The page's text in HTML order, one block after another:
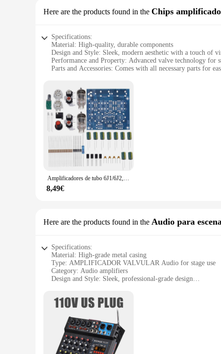
Here are the products found in the Chips
Specifications:
Material: High-quality, durable components
Design and Style: Sleek, modern aesthetic with a touch of
Performance and Property: Advanced valve technology for
Parts and Accessories: Comes with all necessary parts for
Features:
|Wholesale|Vendors|
**Unmatched Sound Quality**
The AMPLIFICADOR VALVULAR is a testament to the
valve technology ensures a warm, natural sound that is
audio enthusiast, this amplifier set is the perfect companion
**Versatile Connectivity and Compatibility**
The AMPLIFICADOR VALVULAR is not just about
compatible with a wide range of audio sources. Whether
design make it easy to transport, making it a great choice for
while its sleek design adds a touch of elegance to any
needs.
Amplificadores de tubo 6J1/6J2, Amplificador de placa de Audio, preamplificador mezclador de Audio, válvula 6J1, amortiguador Bile, Kits de bricolaje
8,49€
Here are the products found in the Audio para
Specifications:
Material: High-grade metal casing
Type: AMPLIFICADOR VALVULAR Audio for stage use
Category: Audio amplifiers
Design and Style: Sleek, professional-grade design
Parts and Accessories: Comes with necessary components for
Features:
**Unmatched Sound Quality and Durability**
The AMPLIFICADOR VALVULAR Audio for escenario is
design delivers a rich, warm sound that resonates with
performances and events. Its robust build quality and